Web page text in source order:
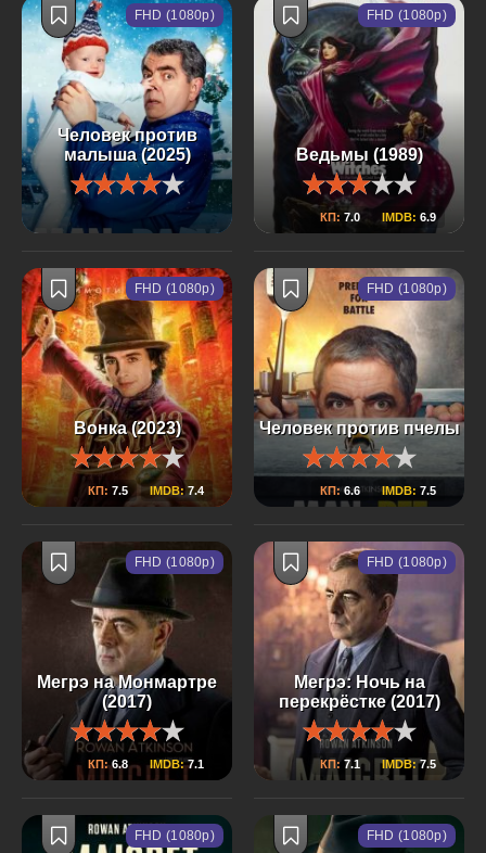
Человек против
малыша (2025)
FHD (1080p)
Ведьмы (1989)
КП: 7.0 IMDB: 6.9
FHD (1080p)
Вонка (2023)
КП: 7.5 IMDB: 7.4
FHD (1080p)
Человек против пчелы
КП:6.6 IMDB: 7.5
FHD (1080p)
Мегрэ на Монмартре
(2017)
КП:6.8 IMDB:7.1
FHD (1080p)
Мегрэ: Ночь на
перекрёстке (2017)
КП: 7.1 IMDB:7.5
FHD (1080p)
FHD (1080p) FHD (1080p)